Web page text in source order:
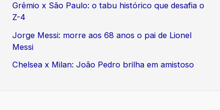
Grêmio x São Paulo: o tabu histórico que desafia o
Z-4
Jorge Messi: morre aos 68 anos o pai de Lionel
Messi
Chelsea x Milan: João Pedro brilha em amistoso